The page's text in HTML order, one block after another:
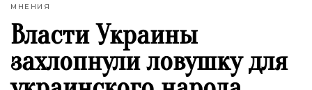
МНЕНИЯ
Власти Украины
захлопнули ловушку для